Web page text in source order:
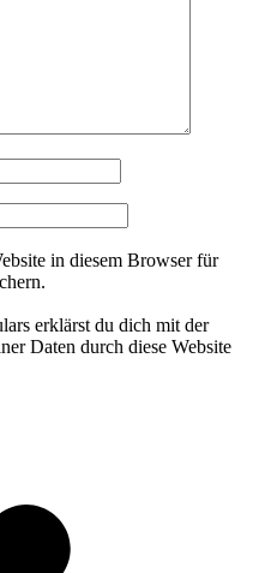
in diesem Browser für
erklärst du dich mit der
Daten durch diese Website